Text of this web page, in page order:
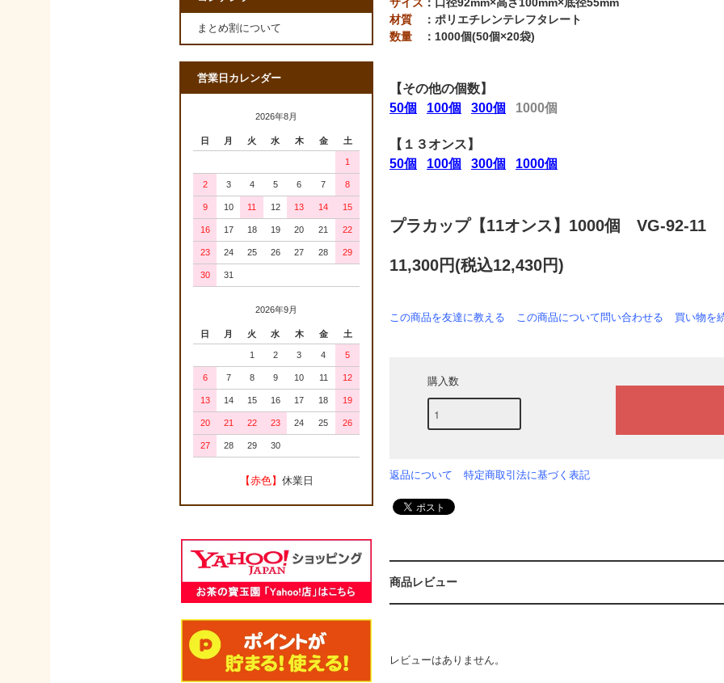
サイズ：口径92mm×高さ100mm×底径55mm
材質
：ポリエチレンテレフタレート
数量
：1000個(50個×20袋)
【その他の個数】
50個
100個 300個 1000個
【１３オンス】
50個
100個 300個 1000個
プラカップ【11オンス】1000個 VG-92-11
11,300円(税込12,430円)
この商品を友達に教える この商品について問い合わせる 買い物を
購入数
返品について 特定商取引法に基づく表記
商品レビュー
レビューはありません。
まとめ割について
営業日カレンダー
2026年8月
日 月 火 水 木 金 土
1
2 3 4 5 6 7 8
9 10 11 12 13 14 15
16 17 18 19 20 21 22
23 24 25 26 27 28 29
30 31
2026年9月
日 月 火 水 木 金 土
1 2 3 4 5
6 7 8 9 10 11 12
13 14 15 16 17 18 19
20 21 22 23 24 25 26
27 28 29 30
【赤色】 休業日